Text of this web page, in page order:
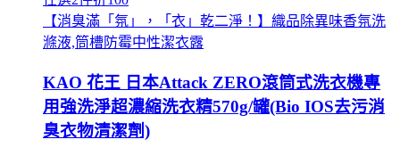
【消臭滿「氛」，「衣」乾二淨！】織品除異味香氛洗
滌液,筒槽防霉中性潔衣露
KAO 花王 日本Attack ZERO滾筒式洗衣機專
用強洗淨超濃縮洗衣精570g/罐(Bio IOS去污消
臭衣物清潔劑)